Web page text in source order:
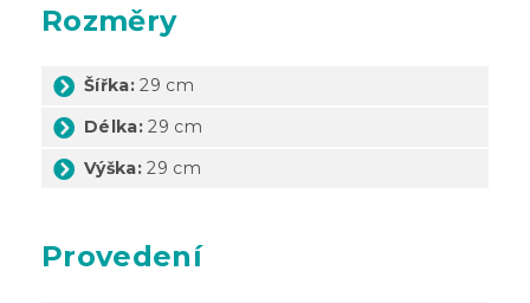
Rozměry
Šířka: 29 cm
Délka: 29 cm
Výška: 29 cm
Provedení